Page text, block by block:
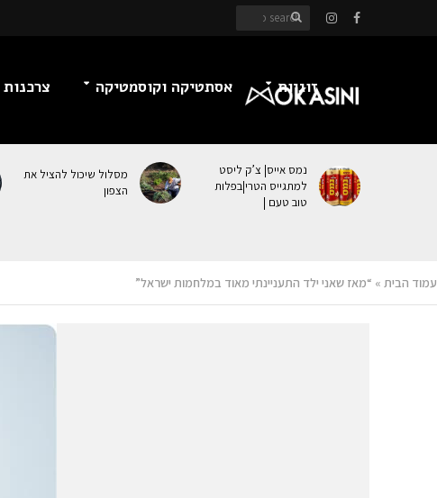
זוגיות אסתטיקה וקוסמטיקה צרכנות
נמס אייס| צ’ק ליסט
למתגייס הטרי|בפלות
טוב טעם |
מסלול שיכול להציל את
הצפון
עמוד הבית » “מאז שאני ילד התעניינתי מאוד במלחמות ישראל”